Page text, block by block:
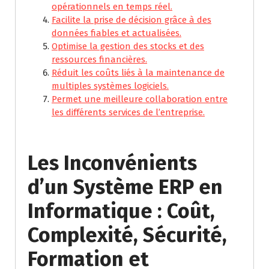
opérationnels en temps réel.
Facilite la prise de décision grâce à des
données fiables et actualisées.
Optimise la gestion des stocks et des
ressources financières.
Réduit les coûts liés à la maintenance de
multiples systèmes logiciels.
Permet une meilleure collaboration entre
les différents services de l’entreprise.
Les Inconvénients
d’un Système ERP en
Informatique : Coût,
Complexité, Sécurité,
Formation et